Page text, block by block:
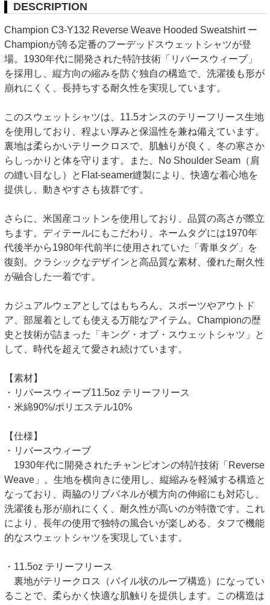
DESCRIPTION
Champion C3-Y132 Reverse Weave Hooded Sweatshirt ー
Championが誇る定番のフーデッドスウェットシャツが登
場。1930年代に開発された特許技術「リバースウィーブ」
を採用し、縦方向の縮みを防ぐ独自の構造で、洗濯後も形が
崩れにくく、長持ちする耐久性を実現しています。
このスウェットシャツは、11.5オンスのテリーフリース生地
を使用しており、程よい厚みと保温性を兼ね備えています。
裏地は柔らかいテリークロスで、肌触りが良く、冬の寒さか
らしっかりと体を守ります。また、No Shoulder Seam（肩
の縫い目なし）とFlat-seamer縫製により、快適な着心地を
提供し、動きやすさも抜群です。
さらに、米国産コットンを使用しており、品質の高さが際立
ちます。ディテールにもこだわり、ネームタグには1970年
代後半から1980年代前半に使用されていた「青単タグ」を
復刻。クラシックなデザインと高品質な素材、優れた耐久性
が融合した一着です。
カジュアルウェアとしてはもちろん、スポーツやアウトド
ア、部屋着としても使える万能なアイテム。Championの歴
史と技術が詰まった「キング・オブ・スウェットシャツ」と
して、時代を超えて愛され続けています。
【素材】
・リバースウィーブ11.5oz テリーフリース
・米綿90%/ポリエステル10%
【仕様】
・リバースウィーブ
1930年代に開発されたチャンピオンの特許技術「Reverse
Weave」。生地を横向きに使用し、縦縮みを軽減する構造と
なっており、両脇のリブパネルが横方向の伸縮にも対応し、
洗濯後も形が崩れにくく、耐久性が高いのが特徴です。これ
により、長年の使用で独特の風合いが楽しめる、タフで機能
的なスウェットシャツを実現しています。
・11.5oz テリーフリース
裏地がテリークロス（パイル状のループ構造）になってい
ることで、柔らかく快適な肌触りを提供します。この構造は